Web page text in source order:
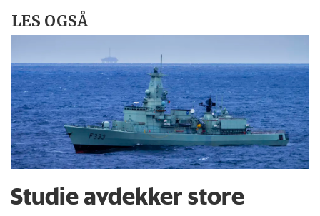
LES OGSÅ
Studie avdekker store